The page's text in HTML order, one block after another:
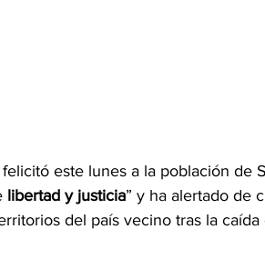
este lunes a la población de
libertad y justicia” y ha alertado de
del país vecino tras la